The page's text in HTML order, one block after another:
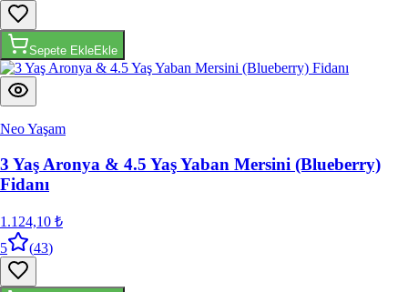
Sepete EkleEkle
Neo Yaşam
3 Yaş Aronya & 4.5 Yaş Yaban Mersini (Blueberry)
Fidanı
1.124,10 ₺
5
(43)